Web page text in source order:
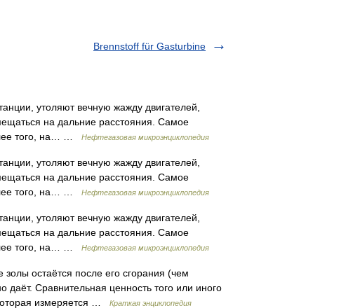
Brennstoff für Gasturbine
утоляют вечную жажду двигателей,
на дальние расстояния. Самое
того, на… …
Нефтегазовая микроэнциклопедия
утоляют вечную жажду двигателей,
на дальние расстояния. Самое
того, на… …
Нефтегазовая микроэнциклопедия
утоляют вечную жажду двигателей,
на дальние расстояния. Самое
того, на… …
Нефтегазовая микроэнциклопедия
остаётся после его сгорания (чем
Сравнительная ценность того или иного
измеряется …
Краткая энциклопедия